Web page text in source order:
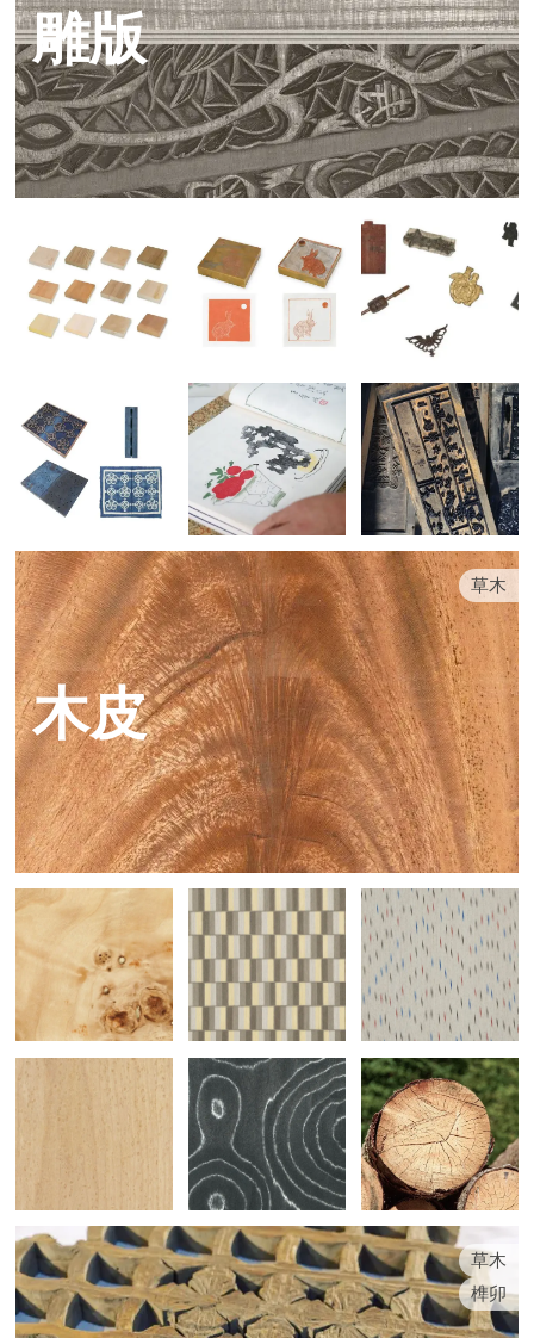
雕版
草木
木皮
草木
榫卯